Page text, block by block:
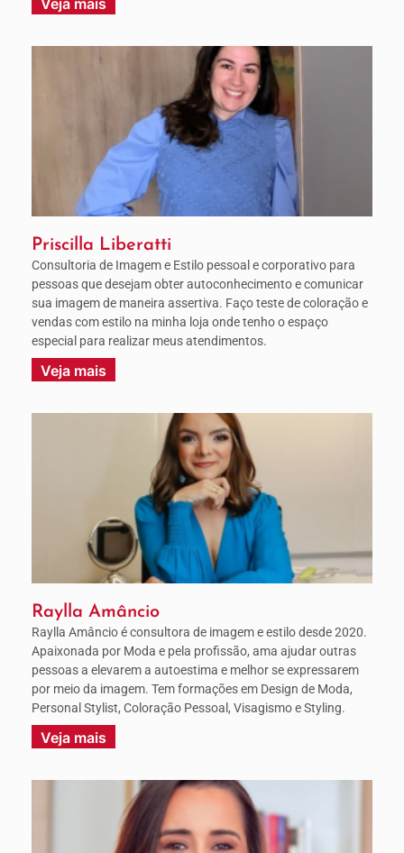
Veja mais
Priscilla Liberatti
Consultoria de Imagem e Estilo pessoal e corporativo para
pessoas que desejam obter autoconhecimento e comunicar
sua imagem de maneira assertiva. Faço teste de coloração e
vendas com estilo na minha loja onde tenho o espaço
especial para realizar meus atendimentos.
Veja mais
Raylla Amâncio
Raylla Amâncio é consultora de imagem e estilo desde 2020.
Apaixonada por Moda e pela profissão, ama ajudar outras
pessoas a elevarem a autoestima e melhor se expressarem
por meio da imagem. Tem formações em Design de Moda,
Personal Stylist, Coloração Pessoal, Visagismo e Styling.
Veja mais